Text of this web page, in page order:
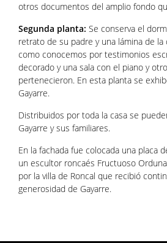
otros documentos del amplio fondo
Segunda planta: Se conserva el
retrato de su padre y una lámina de la
como conocemos por testimonios
decorado y una sala con el piano y
pertenecieron. En esta planta se
Gayarre.
Distribuidos por toda la casa se
Gayarre y sus familiares.
En la fachada fue colocada una placa
un escultor roncaés Fructuoso
por la villa de Roncal que recibió
generosidad de Gayarre.